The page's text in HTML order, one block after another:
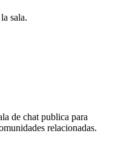
sala.
de chat publica para
relacionadas.